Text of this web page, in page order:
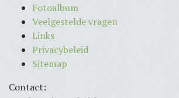
Fotoalbum
Veelgestelde vragen
Links
Privacybeleid
Sitemap
Contact: